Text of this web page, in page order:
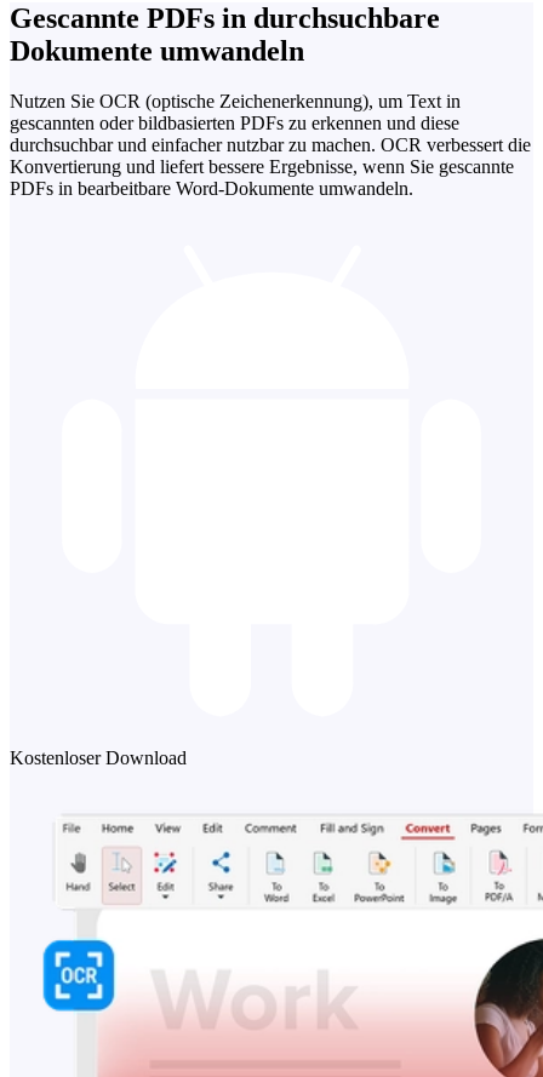
Gescannte PDFs in durchsuchbare
Dokumente umwandeln
Nutzen Sie OCR (optische Zeichenerkennung), um Text in
gescannten oder bildbasierten PDFs zu erkennen und diese
durchsuchbar und einfacher nutzbar zu machen. OCR verbessert die
Konvertierung und liefert bessere Ergebnisse, wenn Sie gescannte
PDFs in bearbeitbare Word-Dokumente umwandeln.
Kostenloser Download